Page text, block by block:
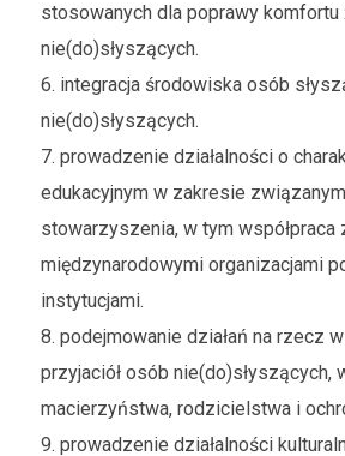
stosowanych dla poprawy komfortu
nie(do)słyszących.
6. integracja środowiska osób
nie(do)słyszących.
7. prowadzenie działalności o
edukacyjnym w zakresie
stowarzyszenia, w tym współpraca
międzynarodowymi organizacjami
instytucjami.
8. podejmowanie działań na rzecz
przyjaciół osób nie(do)słyszących,
macierzyństwa, rodzicielstwa i
9. prowadzenie działalności